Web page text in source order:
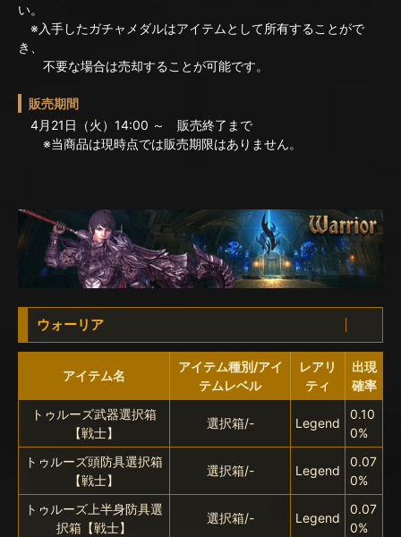
い。
※入手したガチャメダルはアイテムとして所有することがで
き、
不要な場合は売却することが可能です。
販売期間
4月21日（火）14:00 ～ 販売終了まで
※当商品は現時点では販売期限はありません。
ウォーリア
アイテム名
アイテム種別/アイ
テムレベル
レアリ
ティ
出現
確率
トゥルーズ武器選択箱
【戦士】
選択箱/- Legend
0.10
0%
トゥルーズ頭防具選択箱
【戦士】
選択箱/- Legend
0.07
0%
トゥルーズ上半身防具選
択箱【戦士】
選択箱/- Legend
0.07
0%